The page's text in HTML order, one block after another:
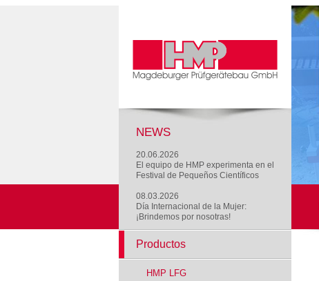
NEWS
20.06.2026
El equipo de HMP experimenta en el
Festival de Pequeños Científicos
08.03.2026
Día Internacional de la Mujer:
¡Brindemos por nosotras!
Productos
HMP LFG